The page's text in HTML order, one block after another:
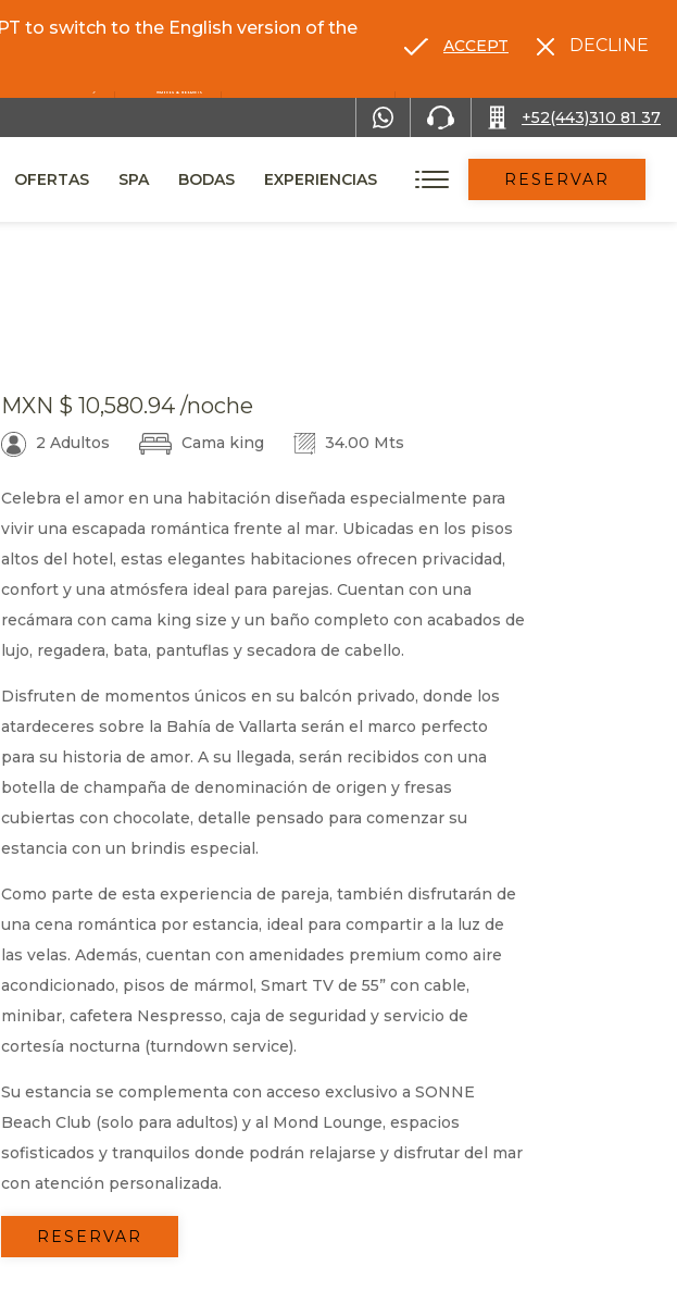
+52(443)310 81 37
OFERTAS SPA BODAS EXPERIENCIAS RESERVAR
to switch to the English version of the
ACCEPT DECLINE
MXN $ 10,580.94 /noche
2 Adultos Cama king 34.00 Mts
Celebra el amor en una habitación diseñada especialmente para
vivir una escapada romántica frente al mar. Ubicadas en los pisos
altos del hotel, estas elegantes habitaciones ofrecen privacidad,
confort y una atmósfera ideal para parejas. Cuentan con una
recámara con cama king size y un baño completo con acabados de
lujo, regadera, bata, pantuflas y secadora de cabello.
Disfruten de momentos únicos en su balcón privado, donde los
atardeceres sobre la Bahía de Vallarta serán el marco perfecto
para su historia de amor. A su llegada, serán recibidos con una
botella de champaña de denominación de origen y fresas
cubiertas con chocolate, detalle pensado para comenzar su
estancia con un brindis especial.
Como parte de esta experiencia de pareja, también disfrutarán de
una cena romántica por estancia, ideal para compartir a la luz de
las velas. Además, cuentan con amenidades premium como aire
acondicionado, pisos de mármol, Smart TV de 55” con cable,
minibar, cafetera Nespresso, caja de seguridad y servicio de
cortesía nocturna (turndown service).
Su estancia se complementa con acceso exclusivo a SONNE
Beach Club (solo para adultos) y al Mond Lounge, espacios
sofisticados y tranquilos donde podrán relajarse y disfrutar del mar
con atención personalizada.
RESERVAR